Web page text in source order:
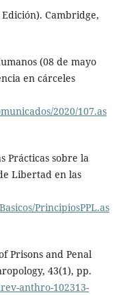
Cambridge,
(08 de mayo
en cárceles
2020/107.as
Prácticas sobre la
Libertad en las
PrincipiosPPL.as
Prisons and Penal
43(1), pp.
anthro-102313-